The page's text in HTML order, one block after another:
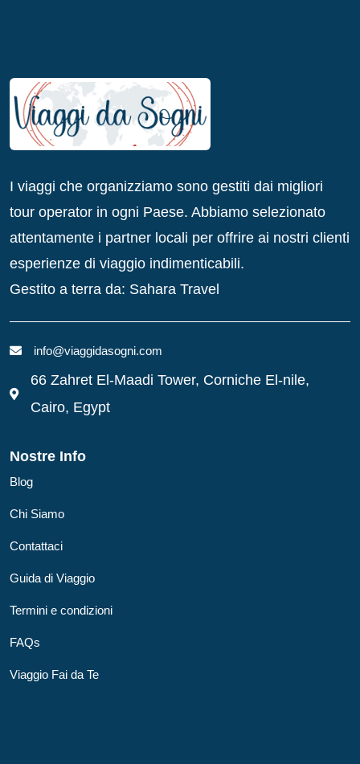
I viaggi che organizziamo sono gestiti dai migliori
tour operator in ogni Paese. Abbiamo selezionato
attentamente i partner locali per offrire ai nostri clienti
esperienze di viaggio indimenticabili.
Gestito a terra da: Sahara Travel
info@viaggidasogni.com
66 Zahret El-Maadi Tower, Corniche El-nile,
Cairo, Egypt
Nostre Info
Blog
Chi Siamo
Contattaci
Guida di Viaggio
Termini e condizioni
FAQs
Viaggio Fai da Te